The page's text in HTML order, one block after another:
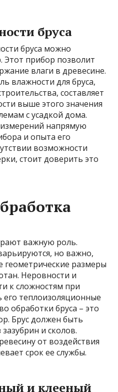
бруса
бруса можно
Этот прибор позволит
влаги в древесине.
влажности для бруса,
составляет
выше этого значения
с усадкой дома.
напрямую
и опыта его
возможности
стоит доверить это
важную роль.
но важно,
геометрические размеры
Неровности и
к сложностям при
теплоизоляционные
обработки бруса – это
Брус должен быть
и сколов.
от воздействия
срок ее службы.
и клееный